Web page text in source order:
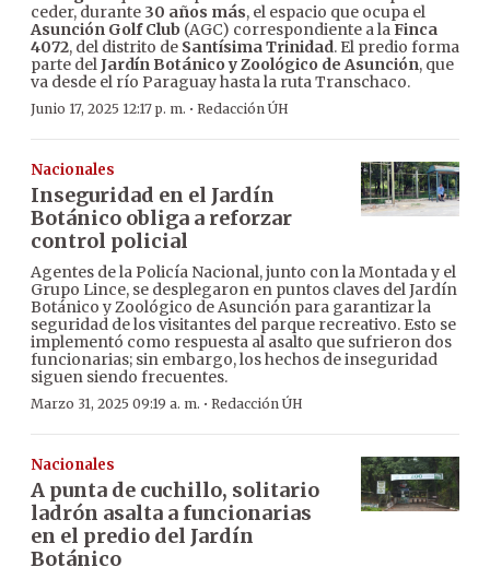
ceder, durante 30 años más, el espacio que ocupa el
Asunción Golf Club (AGC) correspondiente a laFinca
4072, del distrito de Santísima Trinidad. El predio forma
parte delJardín Botánico y Zoológico de Asunción, que
va desde el río Paraguay hasta la ruta Transchaco.
Junio 17, 2025 12:17 p. m. · Redacción ÚH
Nacionales
Inseguridad en el Jardín
Botánico obliga a reforzar
control policial
Agentes de la Policía Nacional, junto con la Montada y el
Grupo Lince, se desplegaron en puntos claves del Jardín
Botánico y Zoológico de Asunción para garantizar la
seguridad de los visitantes del parque recreativo. Esto se
implementó como respuesta al asalto que sufrieron dos
funcionarias; sin embargo, los hechos de inseguridad
siguen siendo frecuentes.
Marzo 31, 2025 09:19 a. m. · Redacción ÚH
Nacionales
A punta de cuchillo, solitario
ladrón asalta a funcionarias
en el predio del Jardín
Botánico